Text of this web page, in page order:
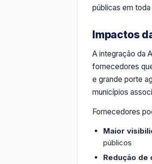
públicas em toda
Impactos
A integração da
fornecedores
e grande porte
municípios
Fornecedores
Maior
públicos
Redução de